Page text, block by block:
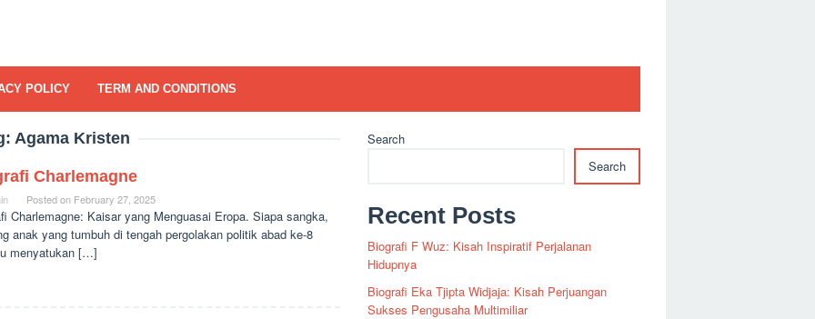
POLICY TERM AND CONDITIONS
Agama Kristen
Charlemagne
Posted on February 27, 2025
Charlemagne: Kaisar yang Menguasai Eropa. Siapa sangka,
anak yang tumbuh di tengah pergolakan politik abad ke-8
menyatukan […]
Search
Search
Recent Posts
Biografi F Wuz: Kisah Inspiratif Perjalanan
Hidupnya
Biografi Eka Tjipta Widjaja: Kisah Perjuangan
Sukses Pengusaha Multimiliar